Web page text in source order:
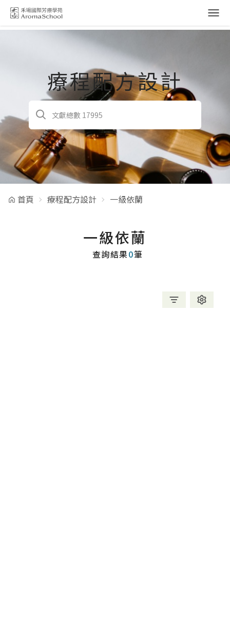
跳到主要內容
療程配方設計
首頁 療程配方設計 一級依蘭
一級依蘭
查詢結果0筆